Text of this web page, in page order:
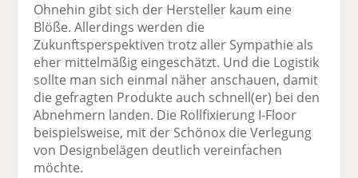
Ohnehin gibt sich der Hersteller kaum eine
Blöße. Allerdings werden die
Zukunftsperspektiven trotz aller Sympathie als
eher mittelmäßig eingeschätzt. Und die Logistik
sollte man sich einmal näher anschauen, damit
die gefragten Produkte auch schnell(er) bei den
Abnehmern landen. Die Rollfixierung I-Floor
beispielsweise, mit der Schönox die Verlegung
von Designbelägen deutlich vereinfachen
möchte.